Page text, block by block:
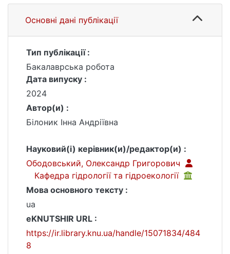
Основні дані публікації
Тип публікації :
Бакалаврська робота
Дата випуску :
2024
Автор(и) :
Білоник Інна Андріївна
Науковий(і) керівник(и)/редактор(и) :
Ободовський, Олександр Григорович
Кафедра гідрології та гідроекології
Мова основного тексту :
ua
eKNUTSHIR URL :
https://ir.library.knu.ua/handle/15071834/484
8